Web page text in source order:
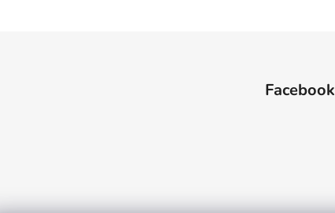
Facebook